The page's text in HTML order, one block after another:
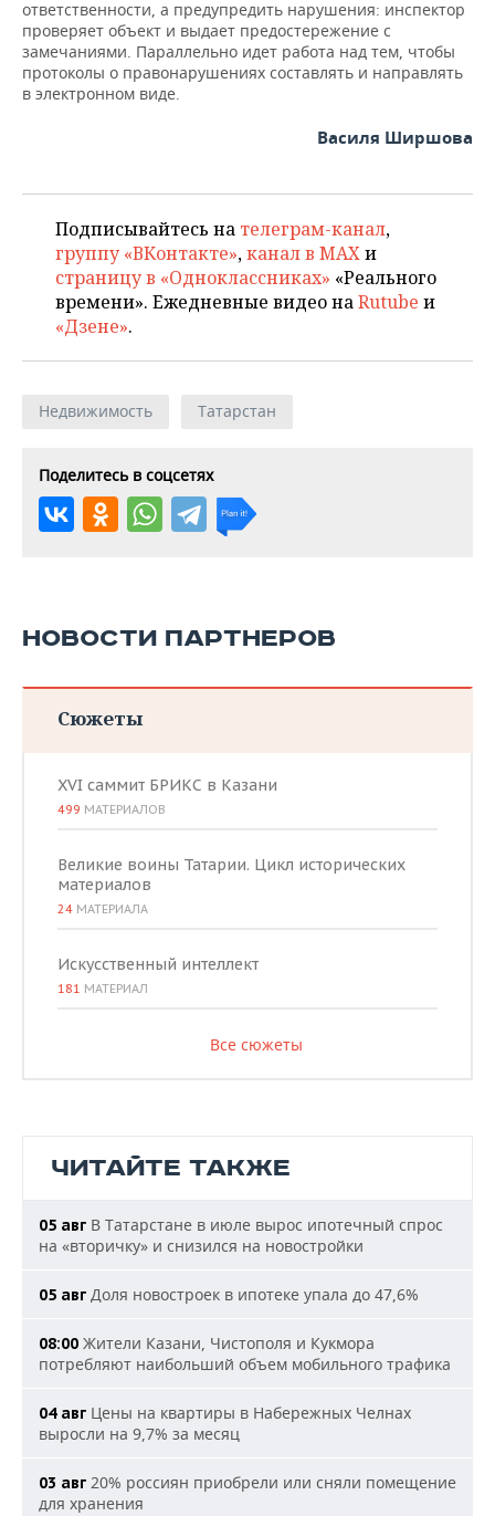
ответственности, а предупредить нарушения: инспектор
проверяет объект и выдает предостережение с
замечаниями. Параллельно идет работа над тем, чтобы
протоколы о правонарушениях составлять и направлять
в электронном виде.
Василя Ширшова
Подписывайтесь на телеграм-канал,
группу «ВКонтакте»,канал в MAXи
страницу в «Одноклассниках» «Реального
времени». Ежедневные видео наRutube и
«Дзене».
Недвижимость Татарстан
Поделитесь в соцсетях
НОВОСТИ ПАРТНЕРОВ
Сюжеты
XVI саммит БРИКС в Казани
499 МАТЕРИАЛОВ
Великие воины Татарии. Цикл исторических
материалов
24 МАТЕРИАЛА
Искусственный интеллект
181 МАТЕРИАЛ
Все сюжеты
ЧИТАЙТЕ ТАКЖЕ
05 авг В Татарстане в июле вырос ипотечный спрос
на «вторичку» и снизился на новостройки
05 авг Доля новостроек в ипотеке упала до 47,6%
08:00 Жители Казани, Чистополя и Кукмора
потребляют наибольший объем мобильного трафика
04 авг Цены на квартиры в Набережных Челнах
выросли на 9,7% за месяц
03 авг 20% россиян приобрели или сняли помещение
для хранения